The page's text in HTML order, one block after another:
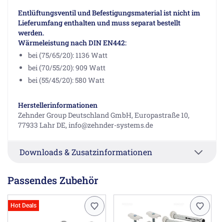
Entlüftungsventil und Befestigungsmaterial ist nicht im
Lieferumfang enthalten und muss separat bestellt
werden.
Wärmeleistung nach DIN EN442:
bei (75/65/20): 1136 Watt
bei (70/55/20): 909 Watt
bei (55/45/20): 580 Watt
Herstellerinformationen
Zehnder Group Deutschland GmbH, Europastraße 10,
77933 Lahr DE, info@zehnder-systems.de
Downloads & Zusatzinformationen
Passendes Zubehör
Hot Deals